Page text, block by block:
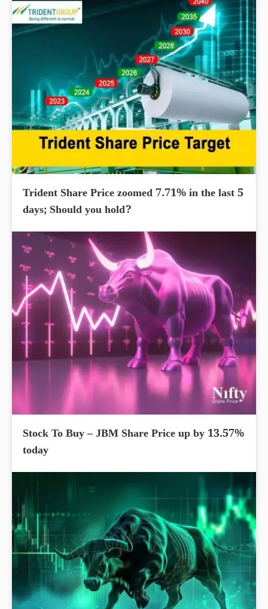
Trident Share Price zoomed 7.71% in the last 5
days; Should you hold?
Stock To Buy – JBM Share Price up by 13.57%
today